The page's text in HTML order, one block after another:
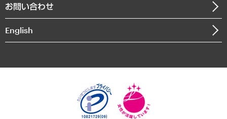
インドネシア現地法人
個人情報保護方針
お問い合わせ
English